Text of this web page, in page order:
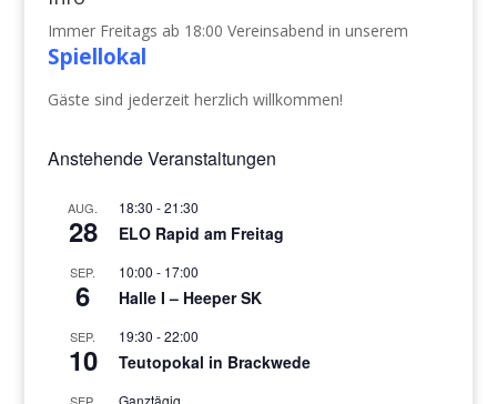
Immer Freitags ab 18:00 Vereinsabend in unserem
Spiellokal
Gäste sind jederzeit herzlich willkommen!
Anstehende Veranstaltungen
AUG.
28
18:30 -21:30
ELO Rapid am Freitag
SEP.
6
10:00 - 17:00
Halle I – Heeper SK
SEP.
10
19:30 -22:00
Teutopokal in Brackwede
SEP. Ganztägig